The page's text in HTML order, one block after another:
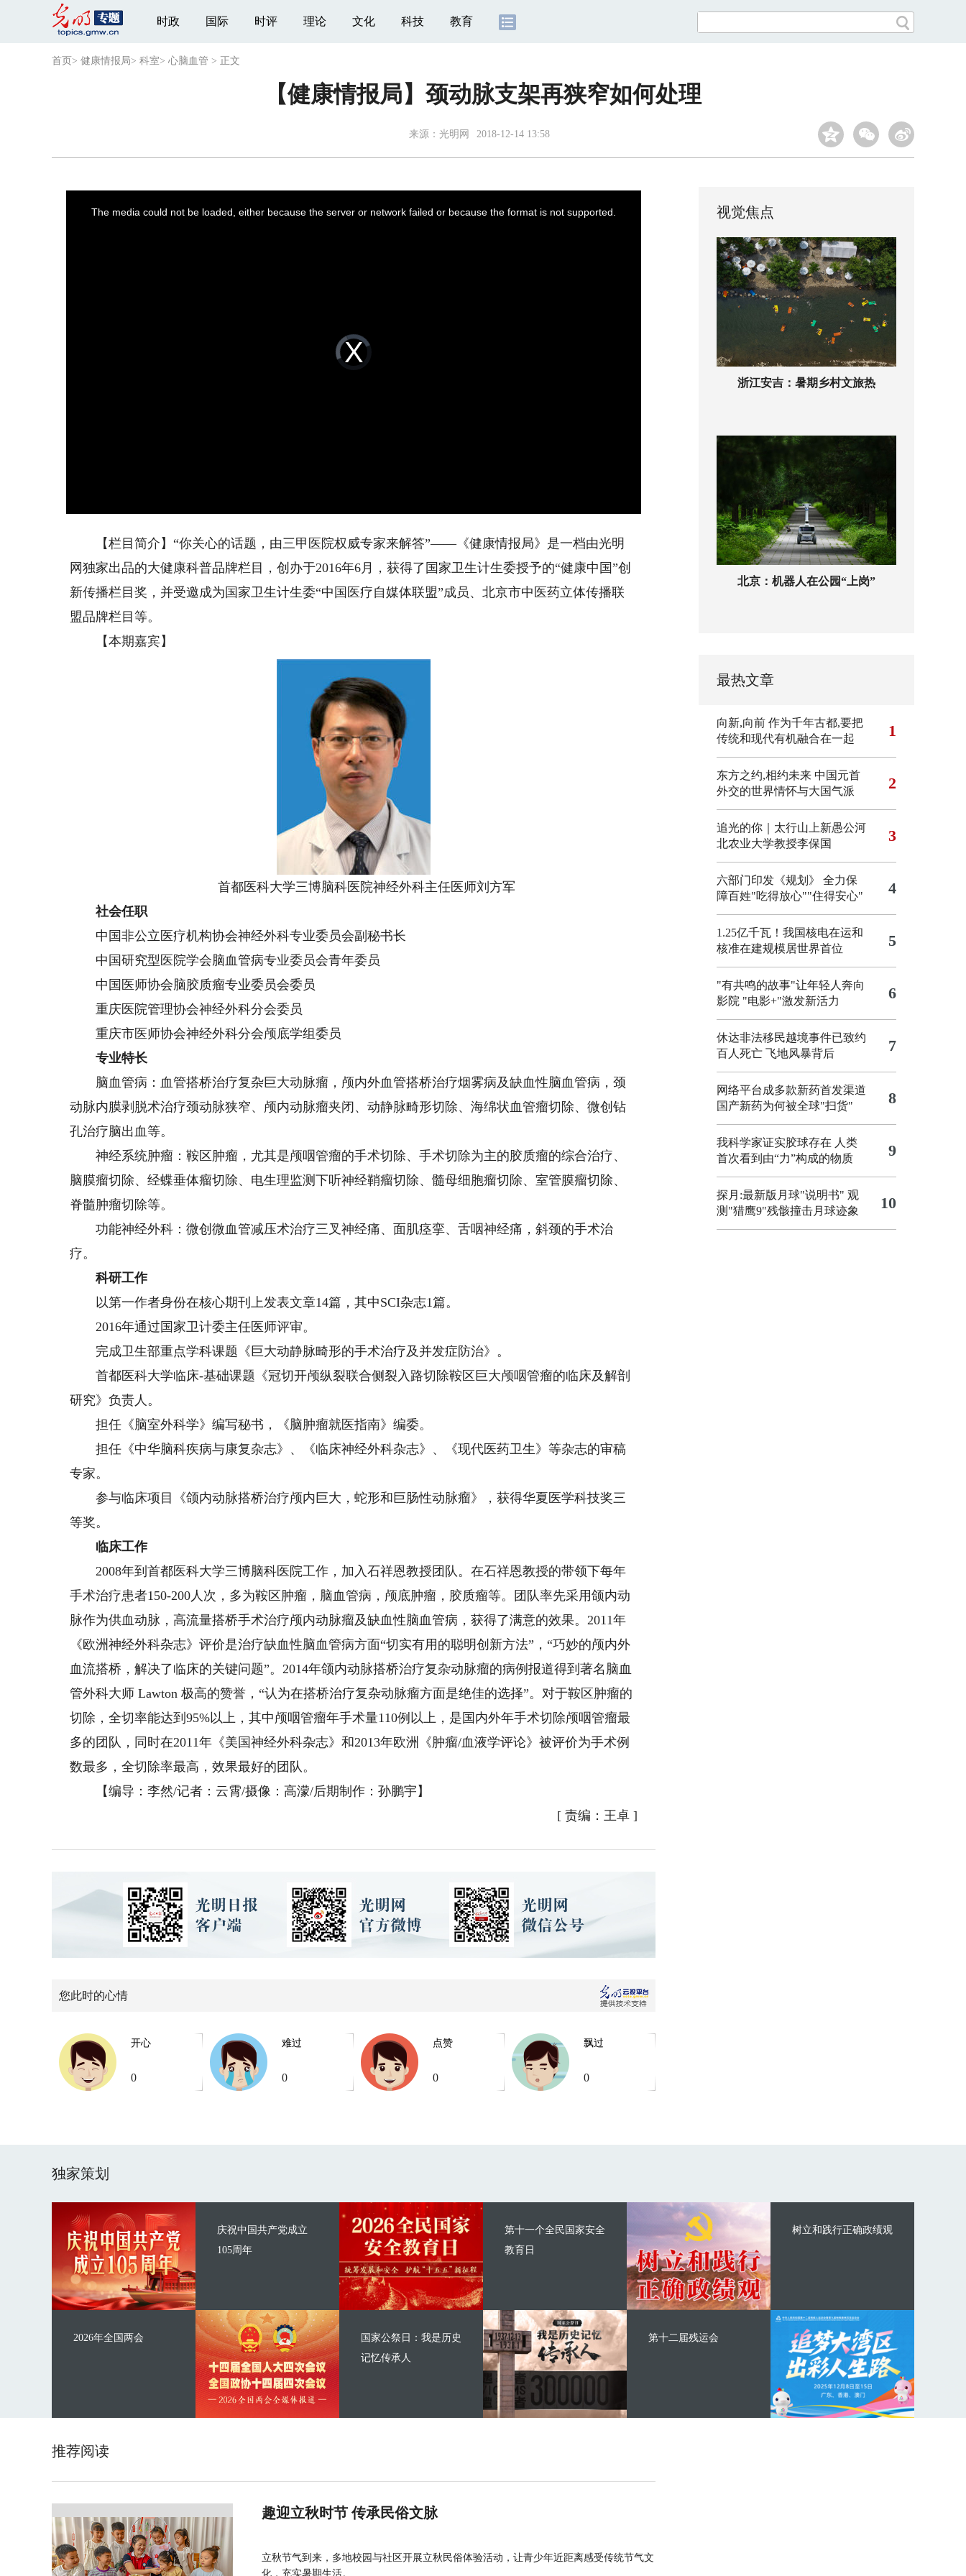
时政 国际 时评 理论 文化 科技 教育
首页 > 健康情报局> 科室> 心脑血管 > 正文
【健康情报局】颈动脉支架再狭窄如何处理
来源：光明网 2018-12-14 13:58
Video
Player
is
loading.
The media could not be loaded, either because the server or network failed or because the format is not supported.
【栏目简介】“你关心的话题，由三甲医院权威专家来解答”——《健康情报局》是一档由光明
网独家出品的大健康科普品牌栏目，创办于2016年6月，获得了国家卫生计生委授予的“健康中国”创
新传播栏目奖，并受邀成为国家卫生计生委“中国医疗自媒体联盟”成员、北京市中医药立体传播联
盟品牌栏目等。
【本期嘉宾】
首都医科大学三博脑科医院神经外科主任医师刘方军
社会任职
中国非公立医疗机构协会神经外科专业委员会副秘书长
中国研究型医院学会脑血管病专业委员会青年委员
中国医师协会脑胶质瘤专业委员会委员
重庆医院管理协会神经外科分会委员
重庆市医师协会神经外科分会颅底学组委员
专业特长
脑血管病：血管搭桥治疗复杂巨大动脉瘤，颅内外血管搭桥治疗烟雾病及缺血性脑血管病，颈
动脉内膜剥脱术治疗颈动脉狭窄、颅内动脉瘤夹闭、动静脉畸形切除、海绵状血管瘤切除、微创钻
孔治疗脑出血等。
神经系统肿瘤：鞍区肿瘤，尤其是颅咽管瘤的手术切除、手术切除为主的胶质瘤的综合治疗、
脑膜瘤切除、经蝶垂体瘤切除、电生理监测下听神经鞘瘤切除、髓母细胞瘤切除、室管膜瘤切除、
脊髓肿瘤切除等。
功能神经外科：微创微血管减压术治疗三叉神经痛、面肌痉挛、舌咽神经痛，斜颈的手术治
疗。
科研工作
以第一作者身份在核心期刊上发表文章14篇，其中SCI杂志1篇。
2016年通过国家卫计委主任医师评审。
完成卫生部重点学科课题《巨大动静脉畸形的手术治疗及并发症防治》。
首都医科大学临床-基础课题《冠切开颅纵裂联合侧裂入路切除鞍区巨大颅咽管瘤的临床及解剖
研究》负责人。
担任《脑室外科学》编写秘书，《脑肿瘤就医指南》编委。
担任《中华脑科疾病与康复杂志》、《临床神经外科杂志》、《现代医药卫生》等杂志的审稿
专家。
参与临床项目《颌内动脉搭桥治疗颅内巨大，蛇形和巨肠性动脉瘤》，获得华夏医学科技奖三
等奖。
临床工作
2008年到首都医科大学三博脑科医院工作，加入石祥恩教授团队。在石祥恩教授的带领下每年
手术治疗患者150-200人次，多为鞍区肿瘤，脑血管病，颅底肿瘤，胶质瘤等。团队率先采用颌内动
脉作为供血动脉，高流量搭桥手术治疗颅内动脉瘤及缺血性脑血管病，获得了满意的效果。2011年
《欧洲神经外科杂志》评价是治疗缺血性脑血管病方面“切实有用的聪明创新方法”，“巧妙的颅内外
血流搭桥，解决了临床的关键问题”。2014年颌内动脉搭桥治疗复杂动脉瘤的病例报道得到著名脑血
管外科大师 Lawton 极高的赞誉，“认为在搭桥治疗复杂动脉瘤方面是绝佳的选择”。对于鞍区肿瘤的
切除，全切率能达到95%以上，其中颅咽管瘤年手术量110例以上，是国内外年手术切除颅咽管瘤最
多的团队，同时在2011年《美国神经外科杂志》和2013年欧洲《肿瘤/血液学评论》被评价为手术例
数最多，全切除率最高，效果最好的团队。
【编导：李然/记者：云霄/摄像：高濛/后期制作：孙鹏宇】
[ 责编：王卓]
您此时的心情
开心
0
难过
0
点赞
0
飘过
0
视觉焦点
浙江安吉：暑期乡村文旅热
北京：机器人在公园“上岗”
最热文章
向新,向前 作为千年古都,要把
传统和现代有机融合在一起
1
东方之约,相约未来 中国元首
外交的世界情怀与大国气派
2
追光的你｜太行山上新愚公河
北农业大学教授李保国
3
六部门印发《规划》 全力保
障百姓"吃得放心""住得安心"
4
1.25亿千瓦！我国核电在运和
核准在建规模居世界首位
5
"有共鸣的故事"让年轻人奔向
影院 "电影+"激发新活力 6
休达非法移民越境事件已致约
百人死亡 飞地风暴背后 7
网络平台成多款新药首发渠道
国产新药为何被全球"扫货"
8
我科学家证实胶球存在 人类
首次看到由“力”构成的物质
9
探月:最新版月球"说明书" 观
测"猎鹰9"残骸撞击月球迹象
10
独家策划
庆祝中国共产党成立
105周年
2026年全国两会
第十一个全民国家安全
教育日
国家公祭日：我是历史
记忆传承人
树立和践行正确政绩观
第十二届残运会
推荐阅读
趣迎立秋时节 传承民俗文脉
立秋节气到来，多地校园与社区开展立秋民俗体验活动，让青少年近距离感受传统节气文
化，充实暑期生活。